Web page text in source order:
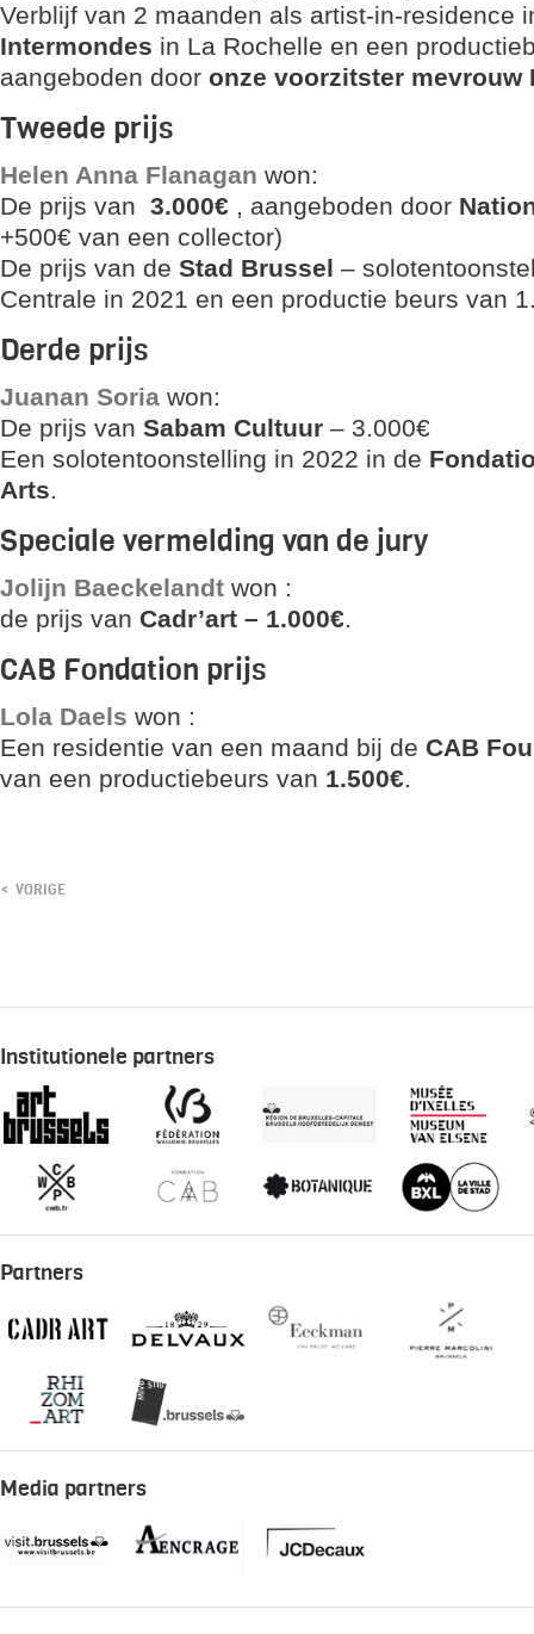
Verblijf van 2 maanden als artist-in-residence
Intermondes in La Rochelle en een
aangeboden door onze voorzitster mevrouw
Tweede prijs
Helen Anna Flanagan won:
De prijs van 3.000€ , aangeboden door
+500€ van een collector)
De prijs van de Stad Brussel –
Centrale in 2021 en een productie beurs van
Derde prijs
Juanan Soria won:
De prijs van Sabam Cultuur – 3.000€
Een solotentoonstelling in 2022 in de
Arts.
Speciale vermelding van de jury
Jolijn Baeckelandt won :
de prijs van Cadr’art – 1.000€.
CAB Fondation prijs
Lola Daels won :
Een residentie van een maand bij de CAB
van een productiebeurs van 1.500€.
VORIGE
Institutionele partners
Partners
Media partners